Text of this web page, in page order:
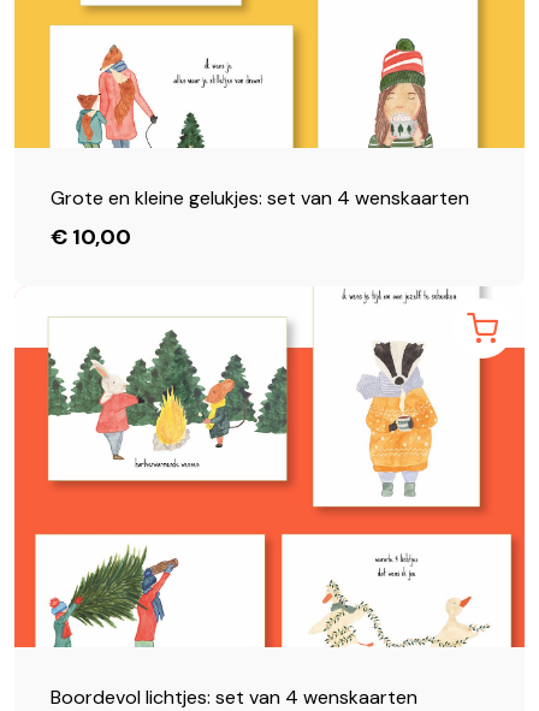
Grote en kleine gelukjes: set van 4 wenskaarten
€ 10,00
Boordevol lichtjes: set van 4 wenskaarten